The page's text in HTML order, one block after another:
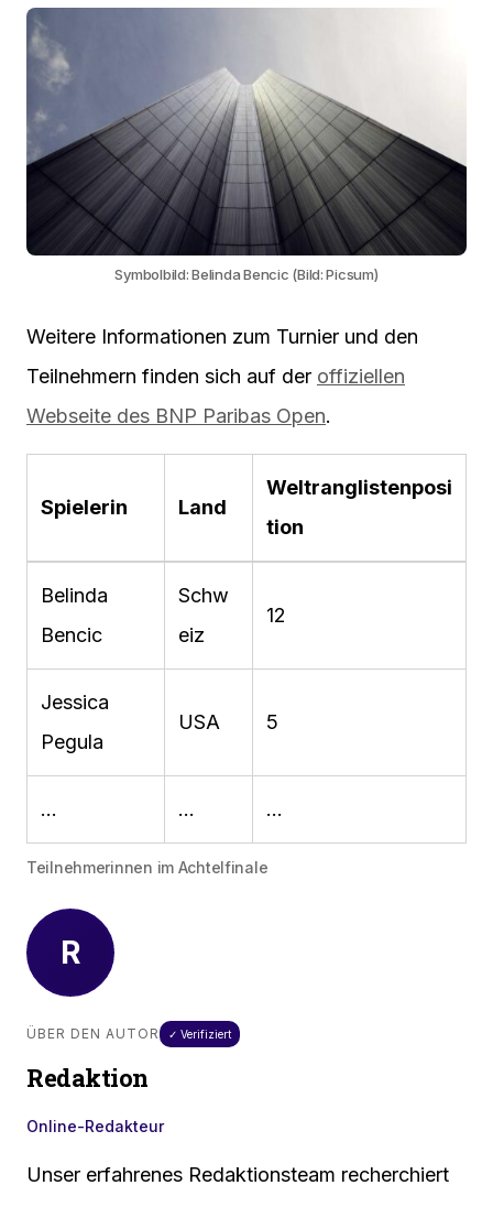
Symbolbild: Belinda Bencic (Bild: Picsum)
Weitere Informationen zum Turnier und den
Teilnehmern finden sich auf der offiziellen
Webseite des BNP Paribas Open.
Teilnehmerinnen im Achtelfinale
Spielerin Land
Weltranglistenposi
tion
Belinda
Bencic
Schw
eiz
12
Jessica
Pegula
USA 5
… … …
R
ÜBER DEN AUTOR ✓ Verifiziert
Redaktion
Online-Redakteur
Unser erfahrenes Redaktionsteam recherchiert